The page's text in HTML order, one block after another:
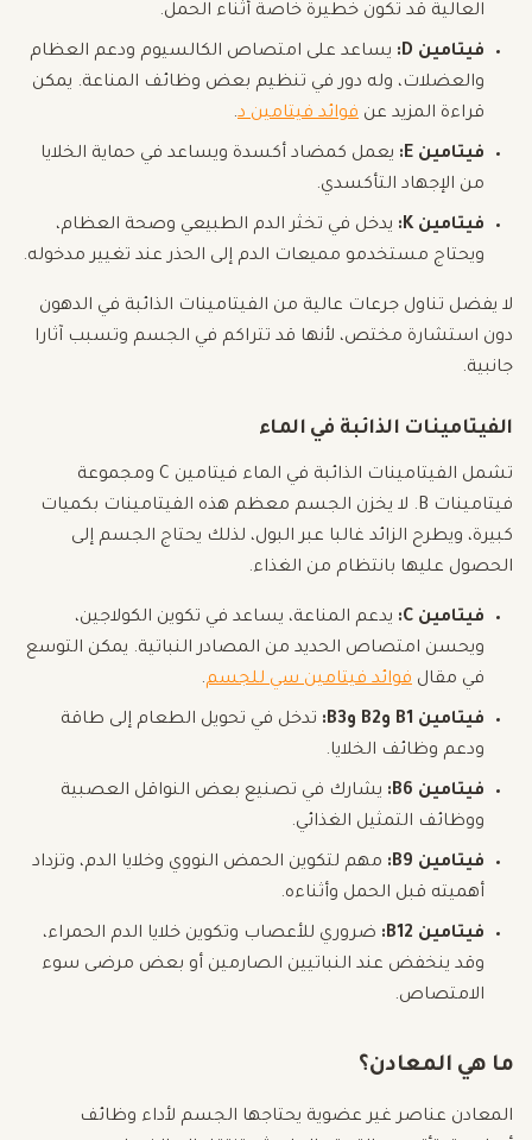
العالية قد تكون خطيرة خاصة أثناء الحمل.
فيتامين D:
يساعد على امتصاص الكالسيوم ودعم العظام
والعضلات، وله دور في تنظيم بعض وظائف المناعة. يمكن
قراءة المزيد عن فوائد فيتامين د.
فيتامين E:
يعمل كمضاد أكسدة ويساعد في حماية الخلايا
من الإجهاد التأكسدي.
فيتامين K:
يدخل في تخثر الدم الطبيعي وصحة العظام،
ويحتاج مستخدمو مميعات الدم إلى الحذر عند تغيير مدخوله.
لا يفضل تناول جرعات عالية من الفيتامينات الذائبة في الدهون
دون استشارة مختص، لأنها قد تتراكم في الجسم وتسبب آثارا
جانبية.
الفيتامينات الذائبة في الماء
تشمل الفيتامينات الذائبة في الماء فيتامين C ومجموعة
فيتامينات B. لا يخزن الجسم معظم هذه الفيتامينات بكميات
كبيرة، ويطرح الزائد غالبا عبر البول، لذلك يحتاج الجسم إلى
الحصول عليها بانتظام من الغذاء.
فيتامين C:
يدعم المناعة، يساعد في تكوين الكولاجين،
ويحسن امتصاص الحديد من المصادر النباتية. يمكن التوسع
في مقال فوائد فيتامين سي للجسم.
فيتامين B1 وB2 وB3:
تدخل في تحويل الطعام إلى طاقة
ودعم وظائف الخلايا.
فيتامين B6:
يشارك في تصنيع بعض النواقل العصبية
ووظائف التمثيل الغذائي.
فيتامين B9:
مهم لتكوين الحمض النووي وخلايا الدم، وتزداد
أهميته قبل الحمل وأثناءه.
فيتامين B12:
ضروري للأعصاب وتكوين خلايا الدم الحمراء،
وقد ينخفض عند النباتيين الصارمين أو بعض مرضى سوء
الامتصاص.
ما هي المعادن؟
المعادن عناصر غير عضوية يحتاجها الجسم لأداء وظائف